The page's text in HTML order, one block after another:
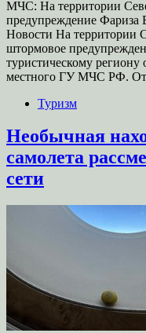
МЧС: На территории
предупреждение Фариза
Новости На территории
штормовое
туристическому
местного ГУ МЧС РФ.
Туризм
Необычная
самолета
сети